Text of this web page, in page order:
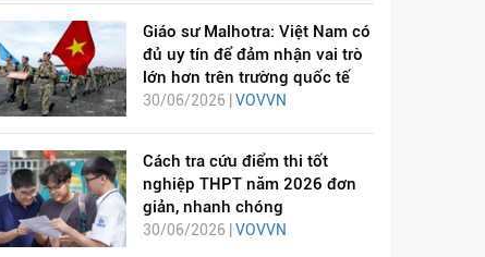
Giáo sư Malhotra: Việt Nam có
đủ uy tín để đảm nhận vai trò
lớn hơn trên trường quốc tế
30/06/2026 | VOVVN
Cách tra cứu điểm thi tốt
nghiệp THPT năm 2026 đơn
giản, nhanh chóng
30/06/2026 | VOVVN